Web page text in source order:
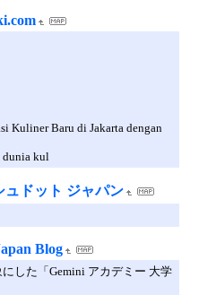
Kuliner Baru di Jakarta dengan
dunia kul
ュドット ジャパン
Blog
した「Gemini アカデミー 大学